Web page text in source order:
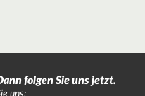
folgen Sie uns jetzt.
uns: